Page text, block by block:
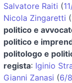
Salvatore Raiti (
Nicola Zingaretti (
politico e
politico e
politologo e
regista: Iginio
Gianni Zanasi (6/8